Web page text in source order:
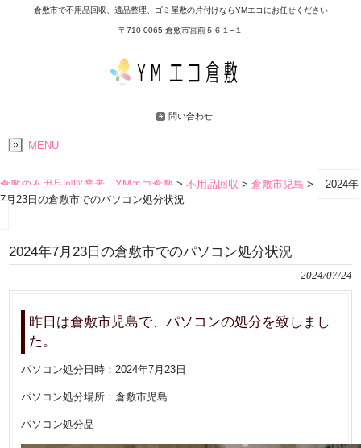
倉敷市で不用品回収、遺品整理、ゴミ屋敷の片付けならYMエコにお任せください
〒710-0065 倉敷市宮前５６１−１
問い合わせ
MENU
倉敷の不用品回収業者 YMエコ倉敷 > 不用品回収 > 倉敷市児島 >
2024年
7月23日の倉敷市でのパソコン処分状況
2024年7月23日の倉敷市でのパソコン処分状況
2024/07/24
昨日は倉敷市児島で、パソコンの処分を致しまし
た。
パソコン処分日時：2024年7月23日
パソコン処分場所：倉敷市児島
パソコン処分品